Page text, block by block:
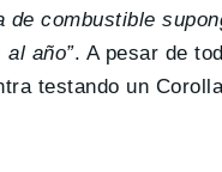
combustible
año”. A pesar de
testando un